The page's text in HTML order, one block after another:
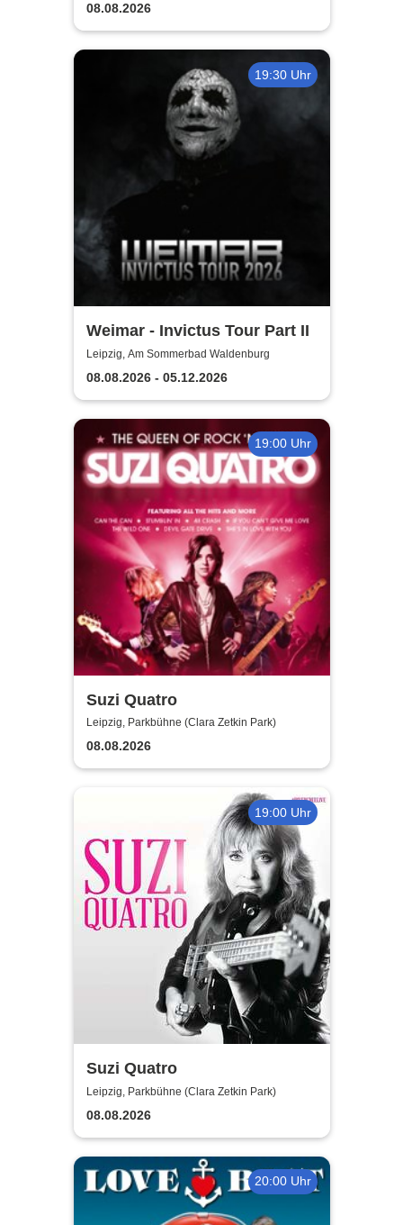
08.08.2026
19:30 Uhr
Weimar - Invictus Tour Part II
Leipzig, Am Sommerbad Waldenburg
08.08.2026 - 05.12.2026
19:00 Uhr
Suzi Quatro
Leipzig, Parkbühne (Clara Zetkin Park)
08.08.2026
19:00 Uhr
Suzi Quatro
Leipzig, Parkbühne (Clara Zetkin Park)
08.08.2026
20:00 Uhr